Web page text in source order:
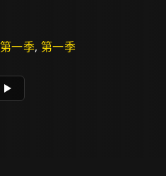
第一季, 第一季